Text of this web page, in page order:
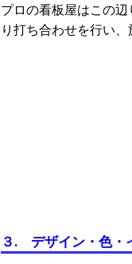
プロの看板屋はこの
り打ち合わせを行い、
３. デザイン・色・